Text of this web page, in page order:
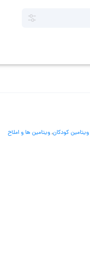
ویتامین کودکان,ویتامین ها و املاح